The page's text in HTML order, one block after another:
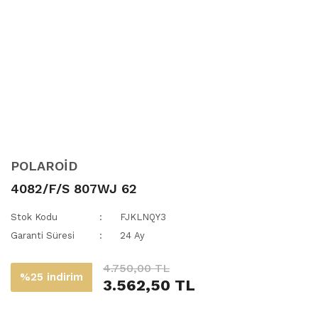
POLAROİD
4082/F/S 807WJ 62
Stok Kodu
FJKLNQY3
Garanti Süresi
24 Ay
%25 indirim
4.750,00 TL
3.562,50 TL